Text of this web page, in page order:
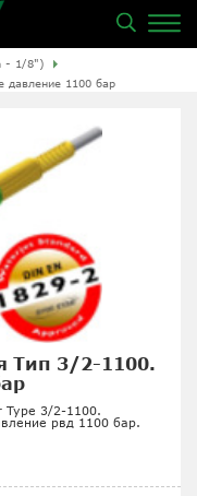
- 1/8")
давление 1100 бар
Тип 3/2-1100.
Type 3/2-1100.
рвд 1100 бар.